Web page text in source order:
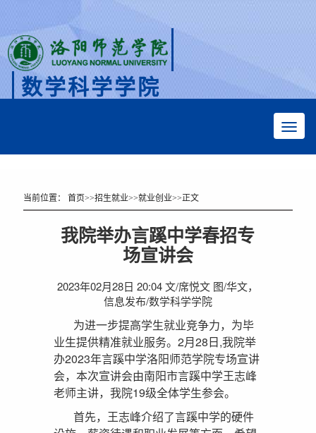
数学科学学院
当前位置：首页>>招生就业>>就业创业>>正文
我院举办言蹊中学春招专
场宣讲会
2023年02月28日 20:04 文/席悦文 图/华文，
信息发布/数学科学学院
为进一步提高学生就业竞争力，为毕
业生提供精准就业服务。2月28日,我院举
办2023年言蹊中学洛阳师范学院专场宣讲
会，本次宣讲会由南阳市言蹊中学王志峰
老师主讲，我院19级全体学生参会。
首先，王志峰介绍了言蹊中学的硬件